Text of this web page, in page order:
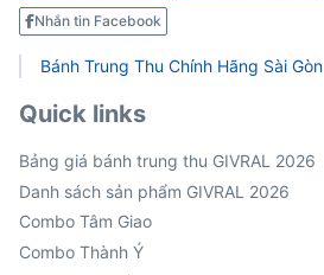
Nhắn tin Facebook
Bánh Trung Thu Chính Hãng Sài Gòn
Quick links
Bảng giá bánh trung thu GIVRAL 2026
Danh sách sản phẩm GIVRAL 2026
Combo Tâm Giao
Combo Thành Ý